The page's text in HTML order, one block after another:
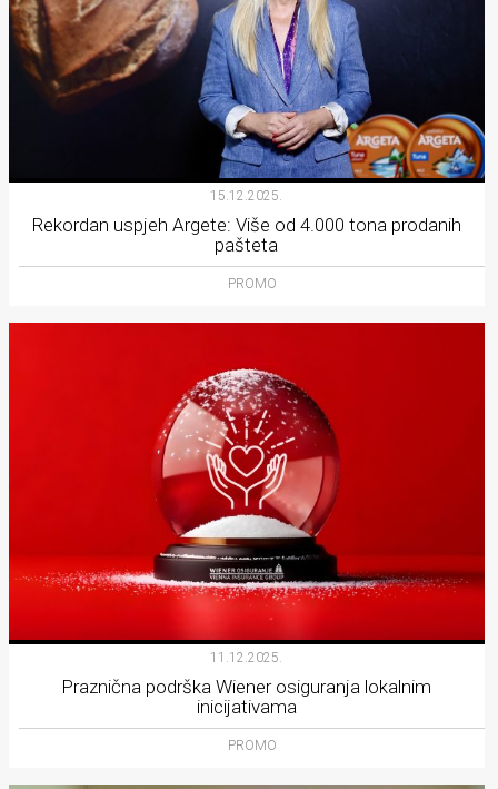
15.12.2025.
Rekordan uspjeh Argete: Više od 4.000 tona prodanih
pašteta
PROMO
11.12.2025.
Praznična podrška Wiener osiguranja lokalnim
inicijativama
PROMO